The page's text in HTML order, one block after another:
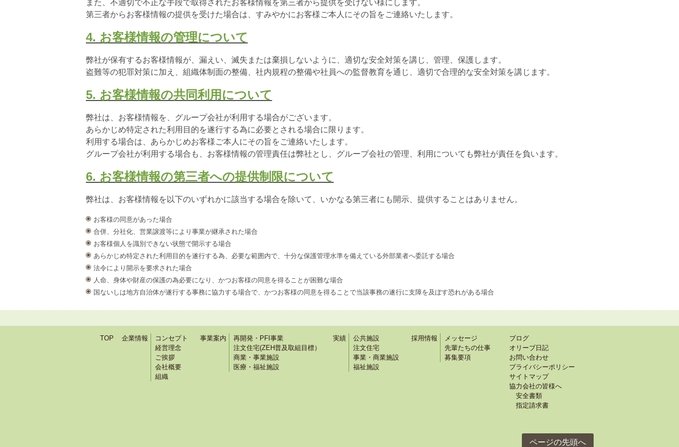
また、不適切で不正な手段で取得されたお客様情報を第三者から提供を受けない様にします。
第三者からお客様情報の提供を受けた場合は、すみやかにお客様ご本人にその旨をご連絡いたします。
4. お客様情報の管理について
弊社が保有するお客様情報が、漏えい、滅失または棄損しないように、適切な安全対策を講じ、管理、保護します。
盗難等の犯罪対策に加え、組織体制面の整備、社内規程の整備や社員への監督教育を通じ、適切で合理的な安全対策を講じます。
5. お客様情報の共同利用について
弊社は、お客様情報を、グループ会社が利用する場合がございます。
あらかじめ特定された利用目的を遂行する為に必要とされる場合に限ります。
利用する場合は、あらかじめお客様ご本人にその旨をご連絡いたします。
グループ会社が利用する場合も、お客様情報の管理責任は弊社とし、グループ会社の管理、利用についても弊社が責任を負います。
6. お客様情報の第三者への提供制限について
弊社は、お客様情報を以下のいずれかに該当する場合を除いて、いかなる第三者にも開示、提供することはありません。
お客様の同意があった場合
合併、分社化、営業譲渡等により事業が継承された場合
お客様個人を識別できない状態で開示する場合
あらかじめ特定された利用目的を遂行する為、必要な範囲内で、十分な保護管理水準を備えている外部業者へ委託する場合
法令により開示を要求された場合
人命、身体や財産の保護の為必要になり、かつお客様の同意を得ることが困難な場合
国ないしは地方自治体が遂行する事務に協力する場合で、かつお客様の同意を得ることで当該事務の遂行に支障を及ぼす恐れがある場合
TOP 企業情報
コンセプト
経営理念
ご挨拶
会社概要
組織
事業案内
再開発・PFI事業
注文住宅(ZEH普及取組目標）
商業・事業施設
医療・福祉施設
実績
公共施設
注文住宅
事業・商業施設
福祉施設
採用情報
メッセージ
先輩たちの仕事
募集要項
ブログ
オリーブ日記
お問い合わせ
プライバシーポリシー
サイトマップ
協力会社の皆様へ
安全書類
指定請求書
ページの先頭へ